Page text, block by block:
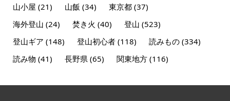
山小屋 (21) 山飯 (34) 東京都(37)
海外登山 (24) 焚き火 (40) 登山 (523)
登山ギア (148) 登山初心者(118) 読みもの(334)
読み物 (41) 長野県 (65) 関東地方(116)